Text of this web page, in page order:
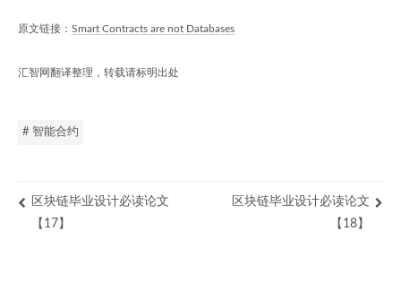
原文链接： Smart Contracts are not Databases
汇智网翻译整理，转载请标明出处
# 智能合约
区块链毕业设计必读论文
【17】
区块链毕业设计必读论文
【18】